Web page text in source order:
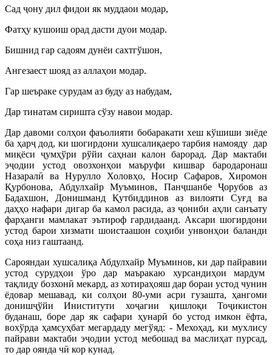
Сад ҷону дил фидои як муддаои модар,
Фатҳу кушоиш орад дасти дуои модар.
Бишнид гар садоям дунёи сахтгўшон,
Ангезаест шояд аз аллаҳои модар.
Гар шеъраке сурудам аз буду аз набудам,
Дар тинатам сиришта сўзу навои модар.
Дар давоми солҳои фаъолияти бобаракати хеш кўшиши зиёде
ба ҳарҷ дод, ки шогирдони хушсалиқаеро тарбия намояду дар
миқёси ҷумҳўри рўйи саҳнаи калон барорад. Дар мактаби
эҷодии устод овозхонҳои маъруфи кишвар бародаронаш
Назаралӣ ва Нурулло Холовҳо, Носир Сафаров, Хиромон
Қурбонова, Абдулхайр Муъминов, Панҷшанбе Ҷорубов аз
Бадахшон, Донишманд Қутбиддинов аз вилояти Суғд ва
даҳҳо нафари дигар ба камол расида, аз ҷониби аҳли санъату
фарҳанги мамлакат эътироф гардидаанд. Аксари шогирдони
устод барои хизмати шоистаашон соҳиби унвонҳои баланди
соҳа низ гаштаанд.
Сарояндаи хушсалиқа Абдулхайр Муъминов, ки дар пайравии
устод сурудҳои ўро дар маъракаю хурсандиҳои мардум
тақлиду бозхонӣ мекард, аз хотираҳояш дар бораи устод чунин
ёдовар мешавад, ки солҳои 80-уми асри гузашта, ҳангоми
донишҷўйи Иниститути хоҷагии қишлоқи Тоҷикистон
буданаш, боре дар як сафари ҳунарӣ бо устод имкон ёфта,
вохўрда ҳамсуҳбат мегардаду мегўяд: - Мехоҳад, ки мухлису
пайрави мактаби эҷодии устод мебошад ва маслиҳат пурсад,
то дар оянда чӣ кор кунад.